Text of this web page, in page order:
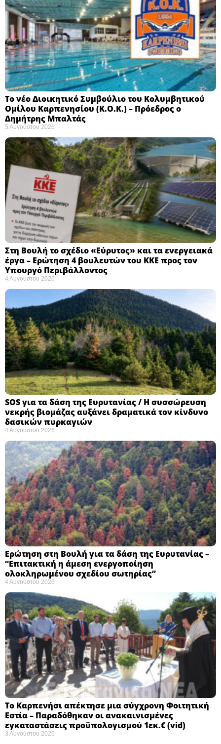
Το νέο Διοικητικό Συμβούλιο του Κολυμβητικού
Ομίλου Καρπενησίου (Κ.Ο.Κ.) – Πρόεδρος ο
Δημήτρης Μπαλτάς
5 Αυγούστου 2026
Στη Βουλή το σχέδιο «Εύρυτος» και τα ενεργειακά
έργα – Ερώτηση 4 βουλευτών του ΚΚΕ προς τον
Υπουργό Περιβάλλοντος
4 Αυγούστου 2026
SOS για τα δάση της Ευρυτανίας / Η συσσώρευση
νεκρής βιομάζας αυξάνει δραματικά τον κίνδυνο
δασικών πυρκαγιών
4 Αυγούστου 2026
Ερώτηση στη Βουλή για τα δάση της Ευρυτανίας –
“Eπιτακτική η άμεση ενεργοποίηση
ολοκληρωμένου σχεδίου σωτηρίας”
4 Αυγούστου 2026
Το Καρπενήσι απέκτησε μια σύγχρονη Φοιτητική
Εστία – Παραδόθηκαν οι ανακαινισμένες
εγκαταστάσεις προϋπολογισμού 1εκ.€ (vid)
3 Αυγούστου 2026